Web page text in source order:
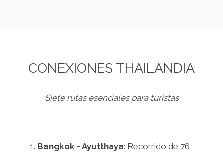
CONEXIONES THAILANDIA
Siete rutas esenciales para turistas
Bangkok - Ayutthaya: Recorrido de 76